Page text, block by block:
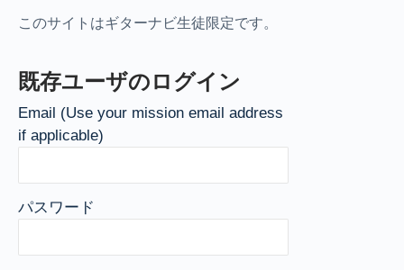
このサイトはギターナビ生徒限定です。
既存ユーザのログイン
Email (Use your mission email address
if applicable)
パスワード